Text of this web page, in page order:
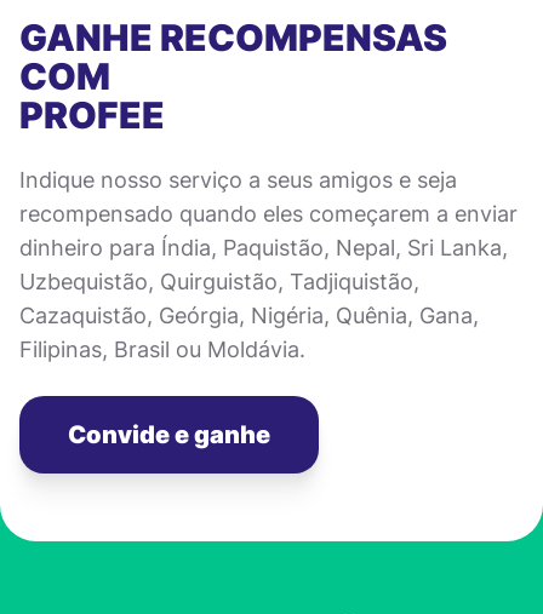
GANHE RECOMPENSAS
COM
PROFEE
Indique nosso serviço a seus amigos e seja
recompensado quando eles começarem a enviar
dinheiro para Índia, Paquistão, Nepal, Sri Lanka,
Uzbequistão, Quirguistão, Tadjiquistão,
Cazaquistão, Geórgia, Nigéria, Quênia, Gana,
Filipinas, Brasil ou Moldávia.
Convide e ganhe